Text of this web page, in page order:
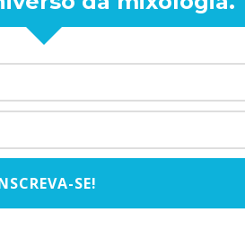
marca.
RAND BARTENDER: DE
VISTA PARA O MUNDO
SE!